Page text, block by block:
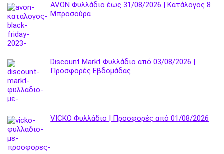
AVON Φυλλάδιο έως 31/08/2026 | Κατάλογος 8
Μπροσούρα
Discount Markt Φυλλάδιο από 03/08/2026 |
Προσφορές Εβδομάδας
VICKO Φυλλάδιο | Προσφορές από 01/08/2026